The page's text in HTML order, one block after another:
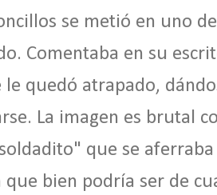
se metió en uno
Comentaba en su
quedó atrapado,
La imagen es brutal
que se
bien podría ser de